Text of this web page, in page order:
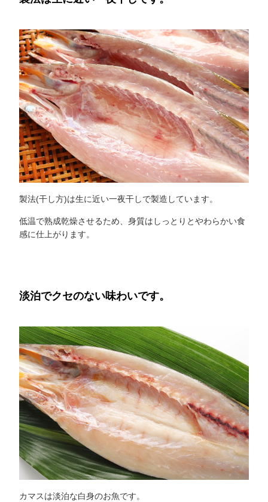
製法(干し方)は生に近い一夜干しで製造しています。
低温で熟成乾燥させるため、身質はしっとりとやわらかい食
感に仕上がります。
淡泊でクセのない味わいです。
カマスは淡泊な白身のお魚です。